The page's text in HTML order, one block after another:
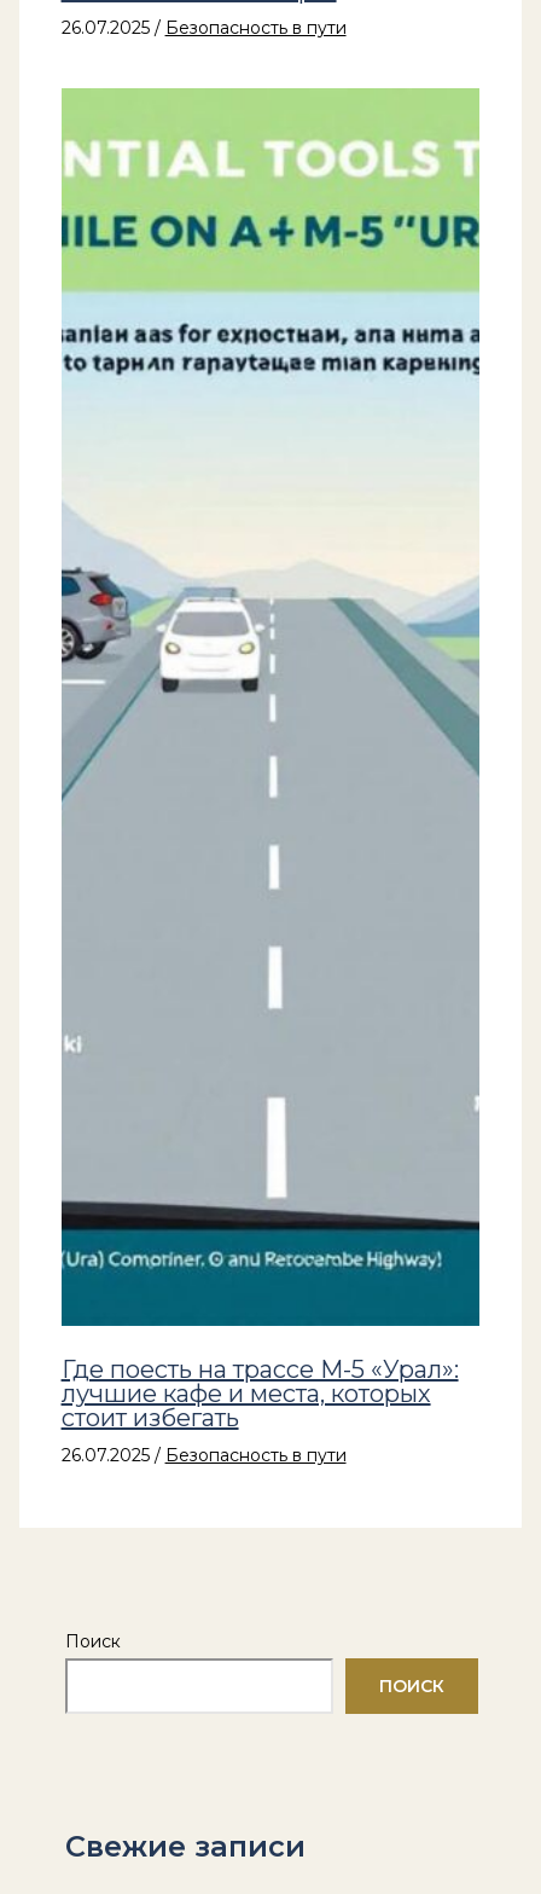
26.07.2025 / Безопасность в пути
Где поесть на трассе М-5 «Урал»:
лучшие кафе и места, которых
стоит избегать
26.07.2025 / Безопасность в пути
Поиск
ПОИСК
Свежие записи